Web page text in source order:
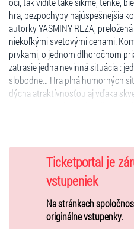
hra, bezpochyby najúspešnejšia
autorky YASMINY REZA,
niekoľkými svetovými cenami.
prvkami, o jednom dlhoročnom
zatrasie jedna nevinná situácia :
slobodne… Hra plná humorných
dýcha atraktívnosťou aj vďaka
Obsadenie : Gregor Hološka,
réžia: Martina Mňahončáka
Autorka je reprezentovaná
Paríž, v spolupráci s agentúrou
Ticketportal je
vstupeniek
Na stránkach
originálne vstupenky.